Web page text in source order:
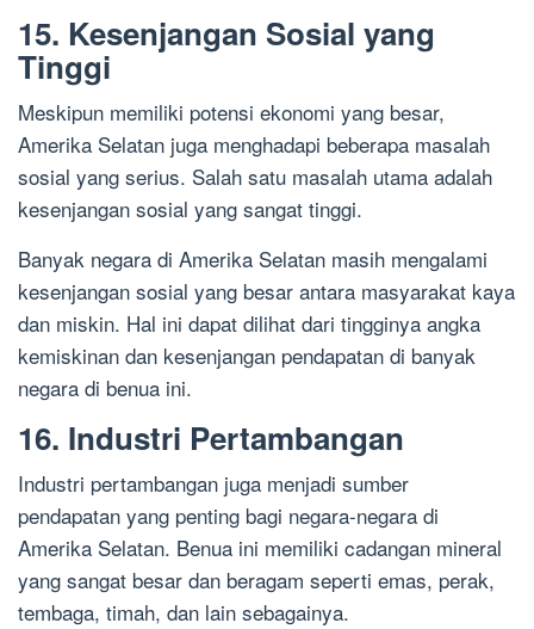
15. Kesenjangan Sosial yang
Tinggi
Meskipun memiliki potensi ekonomi yang besar,
Amerika Selatan juga menghadapi beberapa masalah
sosial yang serius. Salah satu masalah utama adalah
kesenjangan sosial yang sangat tinggi.
Banyak negara di Amerika Selatan masih mengalami
kesenjangan sosial yang besar antara masyarakat kaya
dan miskin. Hal ini dapat dilihat dari tingginya angka
kemiskinan dan kesenjangan pendapatan di banyak
negara di benua ini.
16. Industri Pertambangan
Industri pertambangan juga menjadi sumber
pendapatan yang penting bagi negara-negara di
Amerika Selatan. Benua ini memiliki cadangan mineral
yang sangat besar dan beragam seperti emas, perak,
tembaga, timah, dan lain sebagainya.